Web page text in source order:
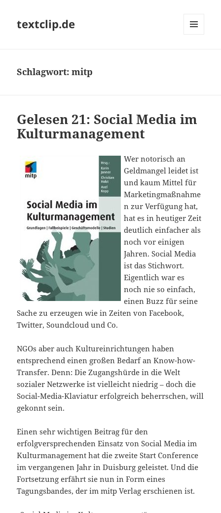
textclip.de
Schlagwort:mitp
Gelesen 21: Social Media im
Kulturmanagement
Wer notorisch an
Geldmangel leidet ist
und kaum Mittel für
Marketingmaßnahme
n zur Verfügung hat,
hat es in heutiger Zeit
deutlich einfacher als
noch vor einigen
Jahren. Social Media
ist das Stichwort.
Eigentlich war es
noch nie so einfach,
einen Buzz für seine
Sache zu erzeugen wie in Zeiten von Facebook,
Twitter, Soundcloud und Co.
NGOs aber auch Kultureinrichtungen haben
entsprechend einen großen Bedarf an Know-how-
Transfer. Denn: Die Zugangshürde in die Welt
sozialer Netzwerke ist vielleicht niedrig – doch die
Social-Media-Klaviatur erfolgreich beherrschen, will
gekonnt sein.
Einen sehr wichtigen Beitrag für den
erfolgversprechenden Einsatz von Social Media im
Kulturmanagement hat die zweite Start Conference
im vergangenen Jahr in Duisburg geleistet. Und die
Fortsetzung erfährt sie nun in Form eines
Tagungsbandes, der im mitp Verlag erschienen ist.